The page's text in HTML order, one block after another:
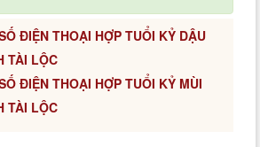
ĐIỆN THOẠI HỢP TUỔI KỶ DẬU
TÀI LỘC
ĐIỆN THOẠI HỢP TUỔI KỶ MÙI
TÀI LỘC